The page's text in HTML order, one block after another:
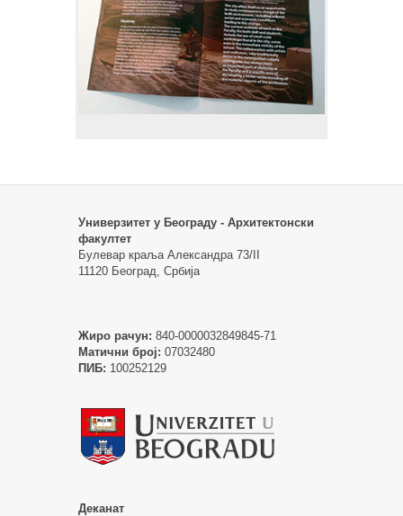
Универзитет у Београду - Архитектонски
факултет
Булевар краља Александра 73/II
11120 Београд, Србија
Жиро рачун: 840-0000032849845-71
Матични број: 07032480
ПИБ: 100252129
Деканат